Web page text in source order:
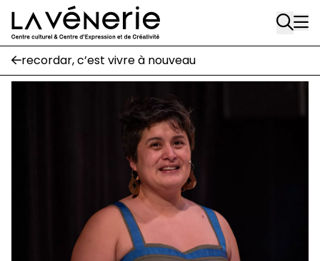
Aller au contenu principal
Rue Gratès, 3
1170 Watermael-Boitsfort
02 663 85 50
1170 Watermael-Boitsfort
Journal Vénerie- version papier
recordar, c’est vivre à nouveau